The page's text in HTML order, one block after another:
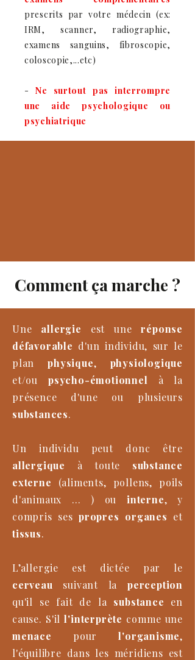
prescrits par votre médecin (ex:
IRM, scanner, radiographie,
examens sanguins, fibroscopie,
coloscopie,...etc)
- Ne surtout pas interrompre
une aide psychologique ou
psychiatrique
Comment ça marche ?
Une allergie est uneréponse
défavorable d'un individu, sur le
planphysique, physiologique
et/ou psycho-émotionnel à la
présence d'une ou plusieurs
substances.
Un individu peut donc être
allergique à toute substance
externe (aliments, pollens, poils
d'animaux ... ) ouinterne, y
compris sespropres organes et
tissus.
L’allergie est dictée par le
cerveau suivant la perception
qu'il se fait de la substance en
cause. S'ill'interprète comme une
menace pourl'organisme,
l'équilibre dans les méridiens est